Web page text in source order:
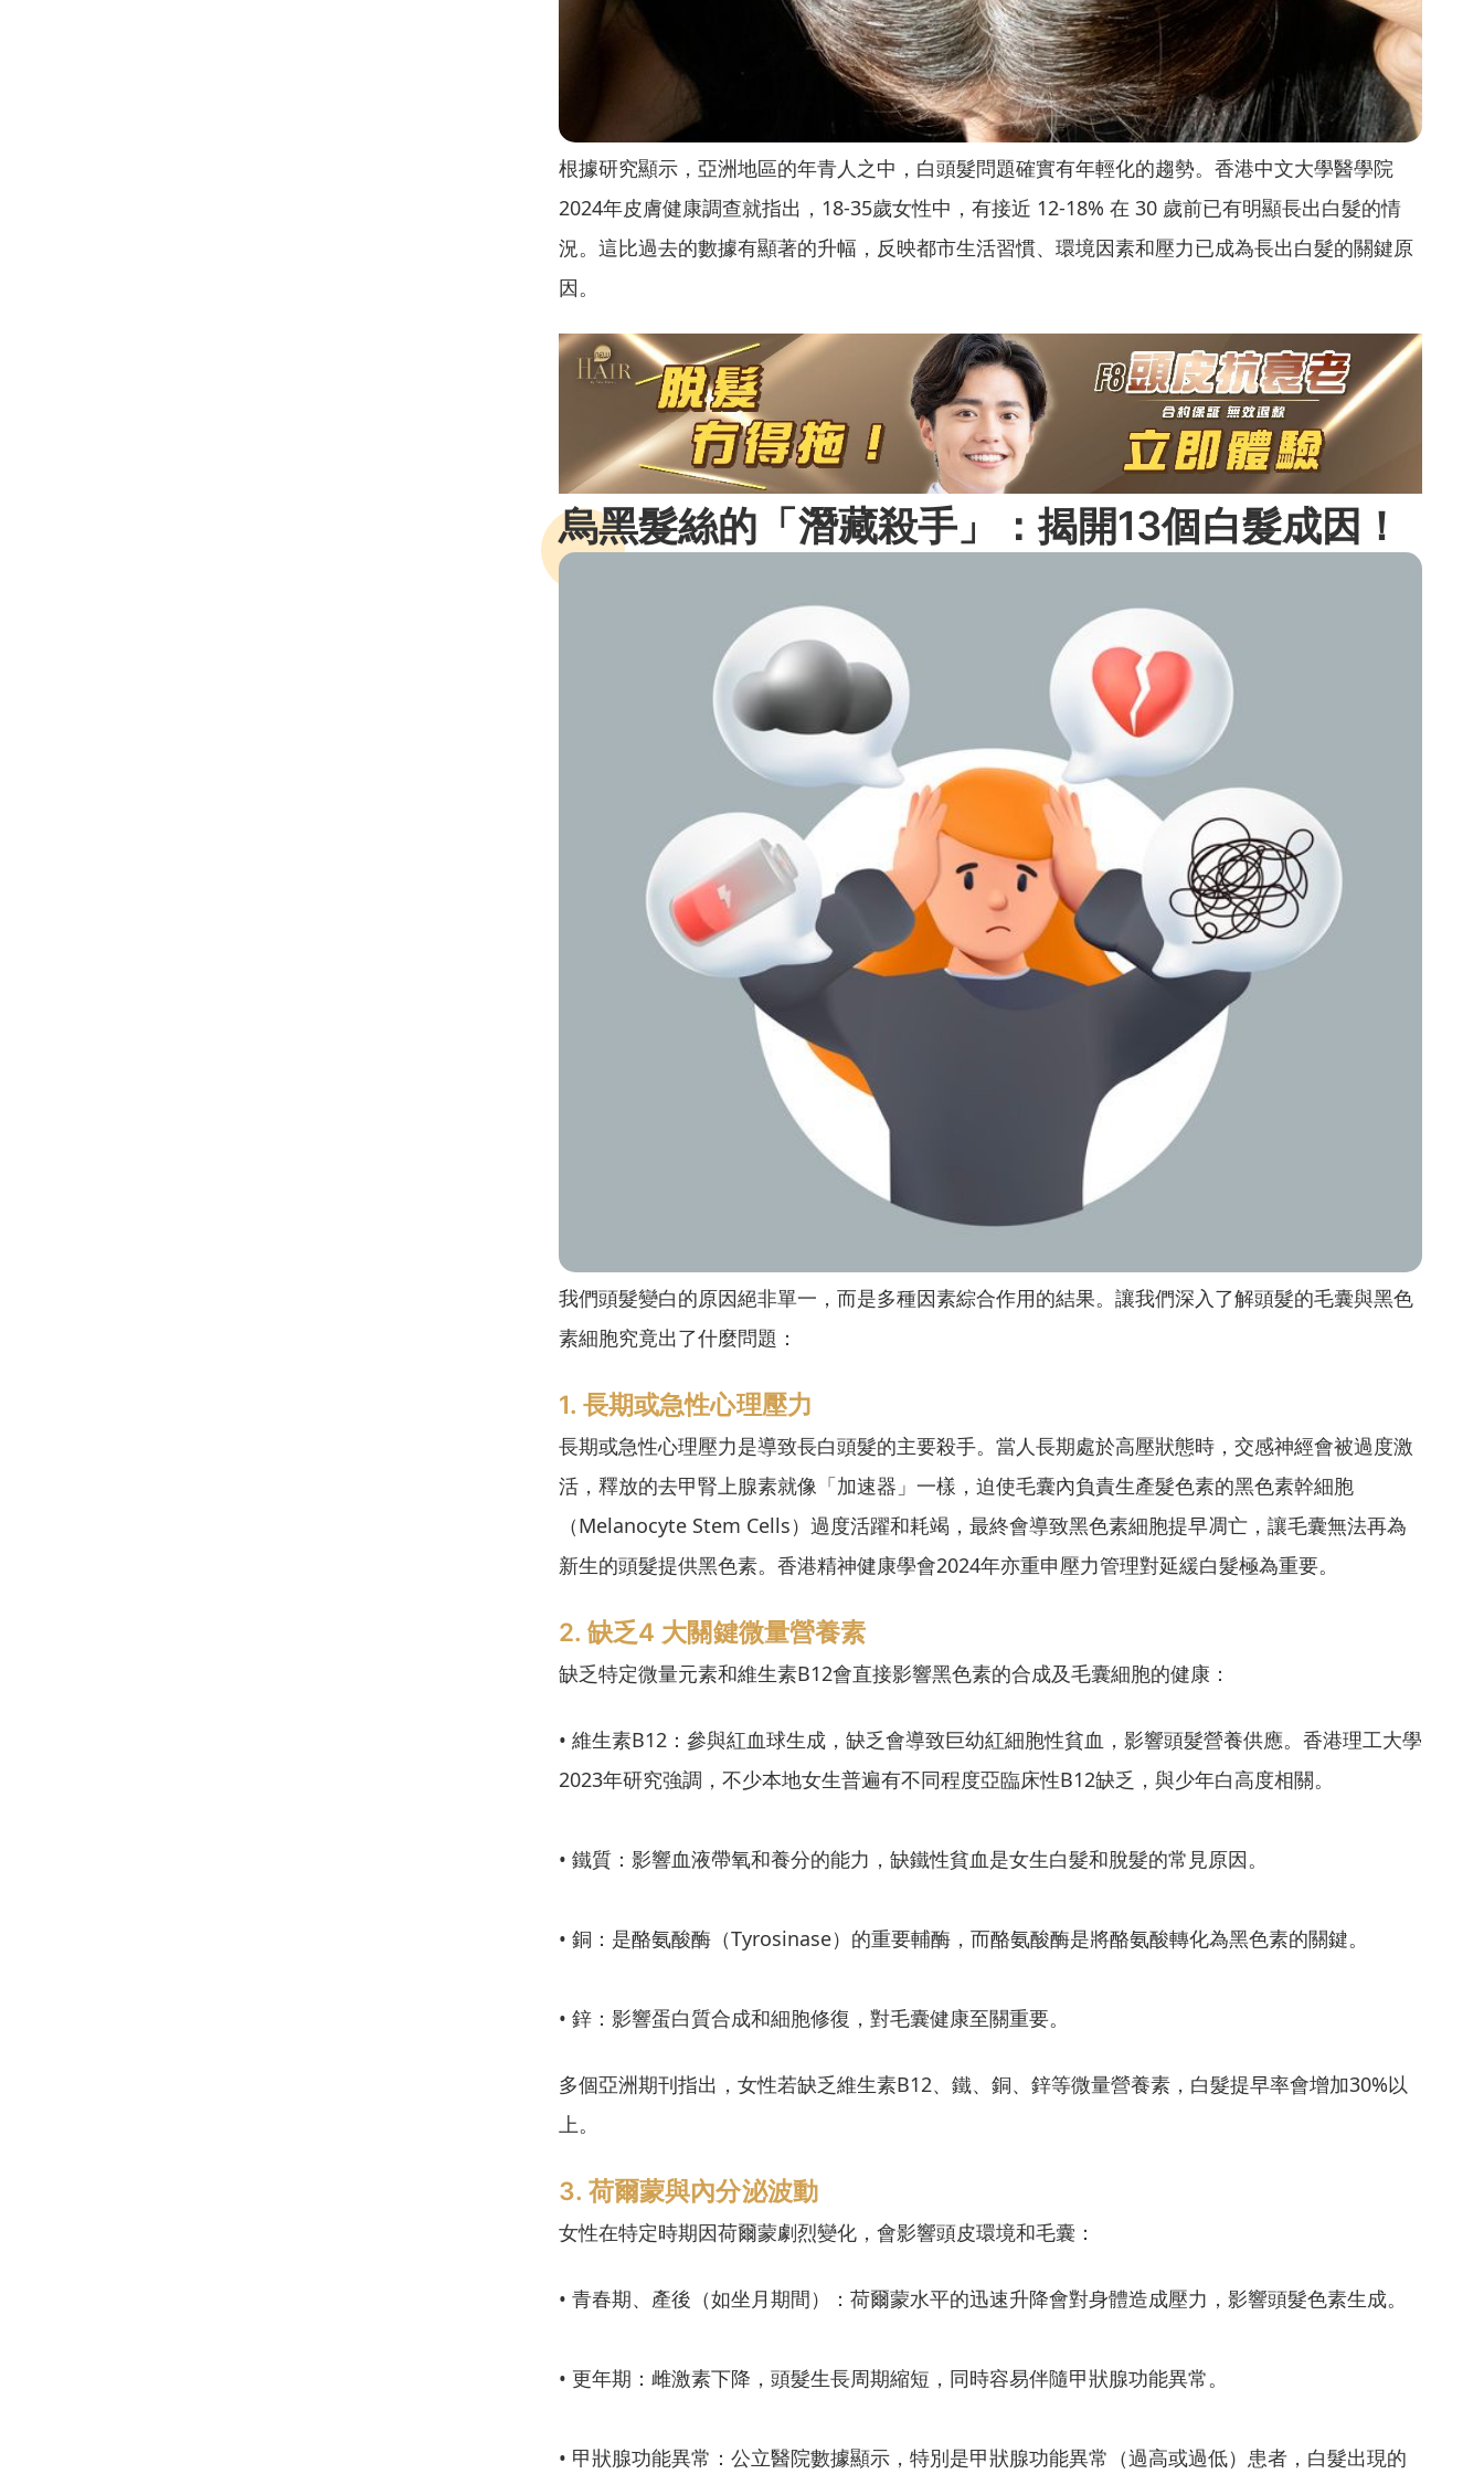
根據研究顯示，亞洲地區的年青人之中，白頭髮問題確實有年輕化的趨勢。香港中文大學醫學院
2024年皮膚健康調查就指出，18-35歲女性中，有接近 12-18% 在 30 歲前已有明顯長出白髮的情
況。這比過去的數據有顯著的升幅，反映都市生活習慣、環境因素和壓力已成為長出白髮的關鍵原
因。
烏黑髮絲的「潛藏殺手」：揭開13個白髮成因！
我們頭髮變白的原因絕非單一，而是多種因素綜合作用的結果。讓我們深入了解頭髮的毛囊與黑色
素細胞究竟出了什麼問題：
1. 長期或急性心理壓力
長期或急性心理壓力是導致長白頭髮的主要殺手。當人長期處於高壓狀態時，交感神經會被過度激
活，釋放的去甲腎上腺素就像「加速器」一樣，迫使毛囊內負責生產髮色素的黑色素幹細胞
（Melanocyte Stem Cells）過度活躍和耗竭，最終會導致黑色素細胞提早凋亡，讓毛囊無法再為
新生的頭髮提供黑色素。香港精神健康學會2024年亦重申壓力管理對延緩白髮極為重要。
2. 缺乏4 大關鍵微量營養素
缺乏特定微量元素和維生素B12會直接影響黑色素的合成及毛囊細胞的健康：
• 維生素B12：參與紅血球生成，缺乏會導致巨幼紅細胞性貧血，影響頭髮營養供應。香港理工大學
2023年研究強調，不少本地女生普遍有不同程度亞臨床性B12缺乏，與少年白高度相關。
• 鐵質：影響血液帶氧和養分的能力，缺鐵性貧血是女生白髮和脫髮的常見原因。
• 銅：是酪氨酸酶（Tyrosinase）的重要輔酶，而酪氨酸酶是將酪氨酸轉化為黑色素的關鍵。
• 鋅：影響蛋白質合成和細胞修復，對毛囊健康至關重要。
多個亞洲期刊指出，女性若缺乏維生素B12、鐵、銅、鋅等微量營養素，白髮提早率會增加30%以
上。
3. 荷爾蒙與內分泌波動
女性在特定時期因荷爾蒙劇烈變化，會影響頭皮環境和毛囊：
• 青春期、產後（如坐月期間）：荷爾蒙水平的迅速升降會對身體造成壓力，影響頭髮色素生成。
• 更年期：雌激素下降，頭髮生長周期縮短，同時容易伴隨甲狀腺功能異常。
• 甲狀腺功能異常：公立醫院數據顯示，特別是甲狀腺功能異常（過高或過低）患者，白髮出現的